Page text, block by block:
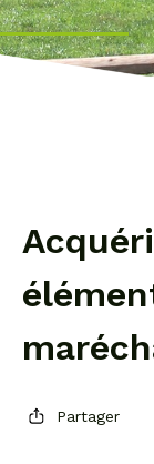
Partager